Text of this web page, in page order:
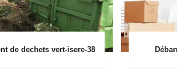
de dechets vert-isere-38